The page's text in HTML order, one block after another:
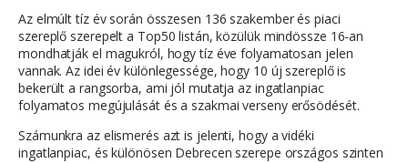
Az elmúlt tíz év során összesen 136 szakember és piaci
szereplő szerepelt a Top50 listán, közülük mindössze 16-an
mondhatják el magukról, hogy tíz éve folyamatosan jelen
vannak. Az idei év különlegessége, hogy 10 új szereplő is
bekerült a rangsorba, ami jól mutatja az ingatlanpiac
folyamatos megújulását és a szakmai verseny erősödését.
Számunkra az elismerés azt is jelenti, hogy a vidéki
ingatlanpiac, és különösen Debrecen szerepe országos szinten